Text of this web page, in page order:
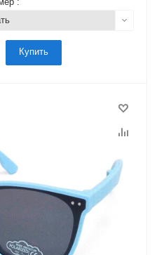
Купить